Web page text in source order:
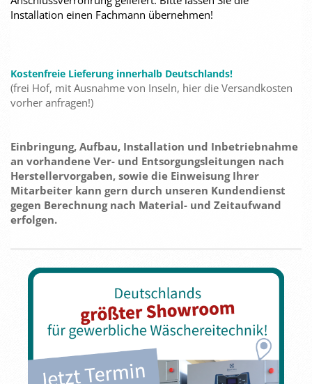
Installation einen Fachmann übernehmen!
Kostenfreie Lieferung innerhalb Deutschlands!
(frei Hof, mit Ausnahme von Inseln, hier die Versandkosten
vorher anfragen!)
Einbringung, Aufbau, Installation und Inbetriebnahme
an vorhandene Ver- und Entsorgungsleitungen nach
Herstellervorgaben, sowie die Einweisung Ihrer
Mitarbeiter kann gern durch unseren Kundendienst
gegen Berechnung nach Material- und Zeitaufwand
erfolgen.